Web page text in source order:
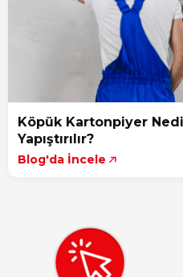
Köpük Kartonpiyer
Yapıştırılır?
Blog'da İncele